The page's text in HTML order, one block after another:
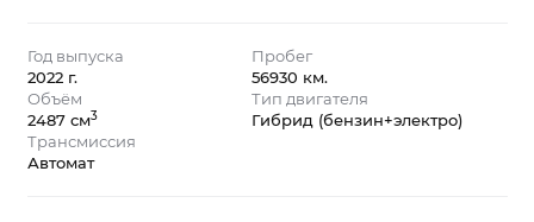
Год выпуска
2022 г.
Пробег
56930 км.
Объём
2487 см3
Тип двигателя
Гибрид (бензин+электро)
Трансмиссия
Автомат